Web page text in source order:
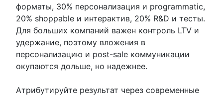
форматы, 30% персонализация и programmatic,
20% shoppable и интерактив, 20% R&D и тесты.
Для больших компаний важен контроль LTV и
удержание, поэтому вложения в
персонализацию и post-sale коммуникации
окупаются дольше, но надежнее.
Атрибутируйте результат через современные